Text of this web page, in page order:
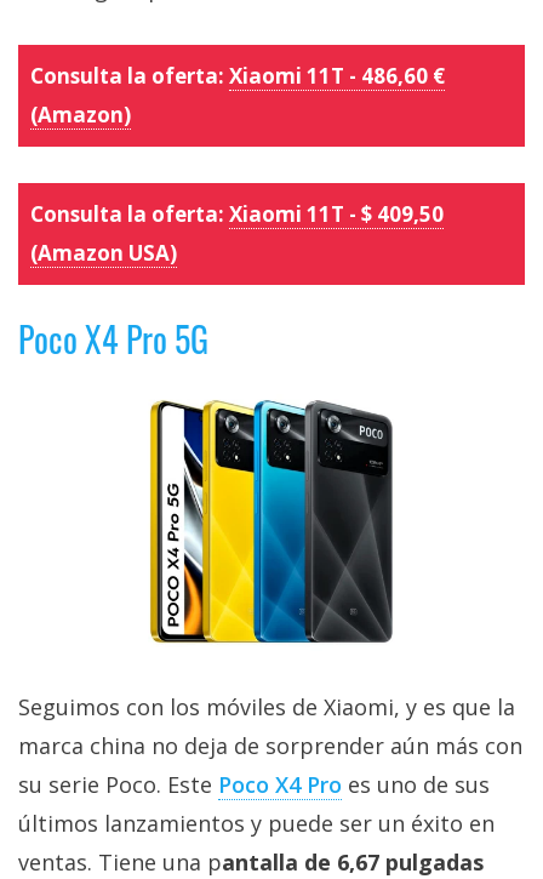
Consulta la oferta: Xiaomi 11T - 486,60 €
(Amazon)
Consulta la oferta: Xiaomi 11T - $ 409,50
(Amazon USA)
Poco X4 Pro 5G
Seguimos con los móviles de Xiaomi, y es que la
marca china no deja de sorprender aún más con
su serie Poco. Este Poco X4 Pro es uno de sus
últimos lanzamientos y puede ser un éxito en
ventas. Tiene una pantalla de 6,67 pulgadas